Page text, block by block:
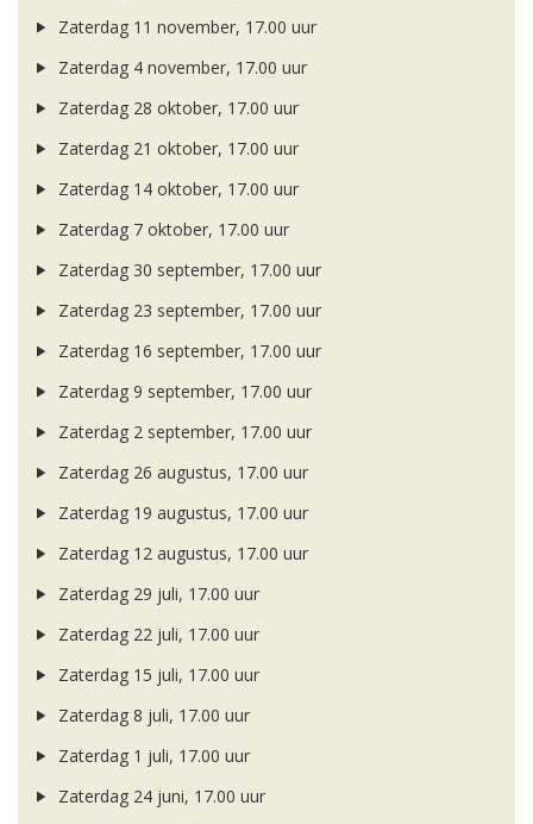
Zaterdag 11 november, 17.00 uur
Zaterdag 4 november, 17.00 uur
Zaterdag 28 oktober, 17.00 uur
Zaterdag 21 oktober, 17.00 uur
Zaterdag 14 oktober, 17.00 uur
Zaterdag 7 oktober, 17.00 uur
Zaterdag 30 september, 17.00 uur
Zaterdag 23 september, 17.00 uur
Zaterdag 16 september, 17.00 uur
Zaterdag 9 september, 17.00 uur
Zaterdag 2 september, 17.00 uur
Zaterdag 26 augustus, 17.00 uur
Zaterdag 19 augustus, 17.00 uur
Zaterdag 12 augustus, 17.00 uur
Zaterdag 29 juli, 17.00 uur
Zaterdag 22 juli, 17.00 uur
Zaterdag 15 juli, 17.00 uur
Zaterdag 8 juli, 17.00 uur
Zaterdag 1 juli, 17.00 uur
Zaterdag 24 juni, 17.00 uur